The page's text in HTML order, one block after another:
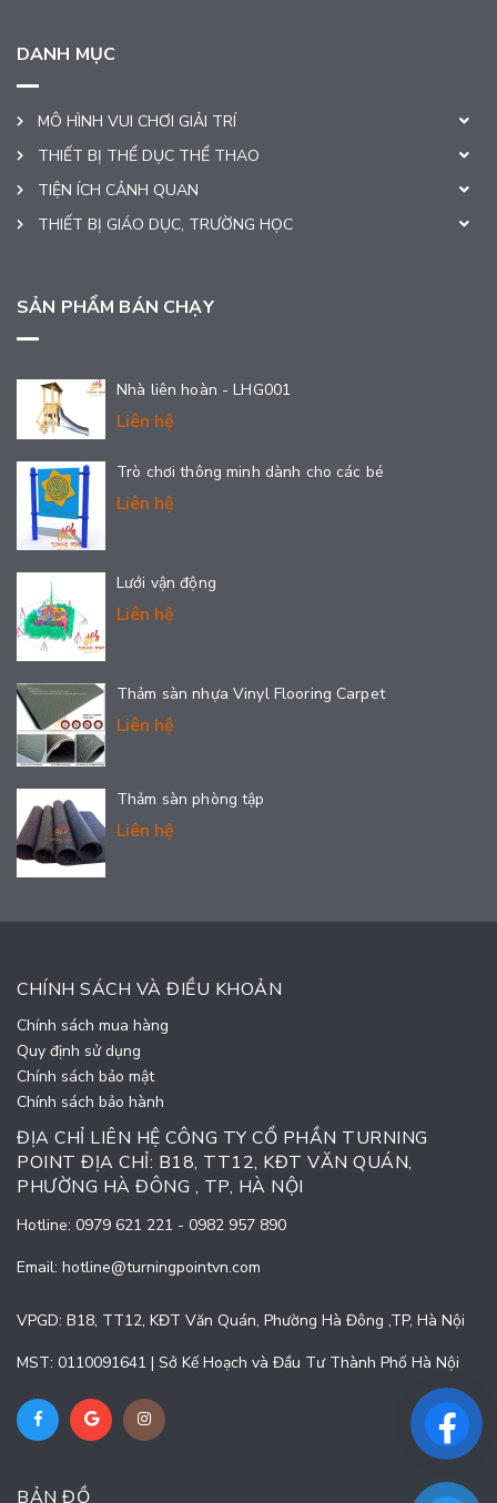
DANH MỤC
MÔ HÌNH VUI CHƠI GIẢI TRÍ
THIẾT BỊ THỂ DỤC THỂ THAO
TIỆN ÍCH CẢNH QUAN
THIẾT BỊ GIÁO DỤC, TRƯỜNG HỌC
SẢN PHẨM BÁN CHẠY
Nhà liên hoàn - LHG001
Liên hệ
Trò chơi thông minh dành cho các bé
Liên hệ
Lưới vận động
Liên hệ
Thảm sàn nhựa Vinyl Flooring Carpet
Liên hệ
Thảm sàn phòng tập
Liên hệ
CHÍNH SÁCH VÀ ĐIỀU KHOẢN
Chính sách mua hàng
Quy định sử dụng
Chính sách bảo mật
Chính sách bảo hành
ĐỊA CHỈ LIÊN HỆ CÔNG TY CỔ PHẦN TURNING
POINT ĐỊA CHỈ: B18, TT12, KĐT VĂN QUÁN,
PHƯỜNG HÀ ĐÔNG , TP, HÀ NỘI
Hotline: 0979 621 221 - 0982 957 890
Email: hotline@turningpointvn.com
VPGD: B18, TT12, KĐT Văn Quán, Phường Hà Đông ,TP, Hà Nội
MST: 0110091641 | Sở Kế Hoạch và Đầu Tư Thành Phố Hà Nội
BẢN ĐỒ